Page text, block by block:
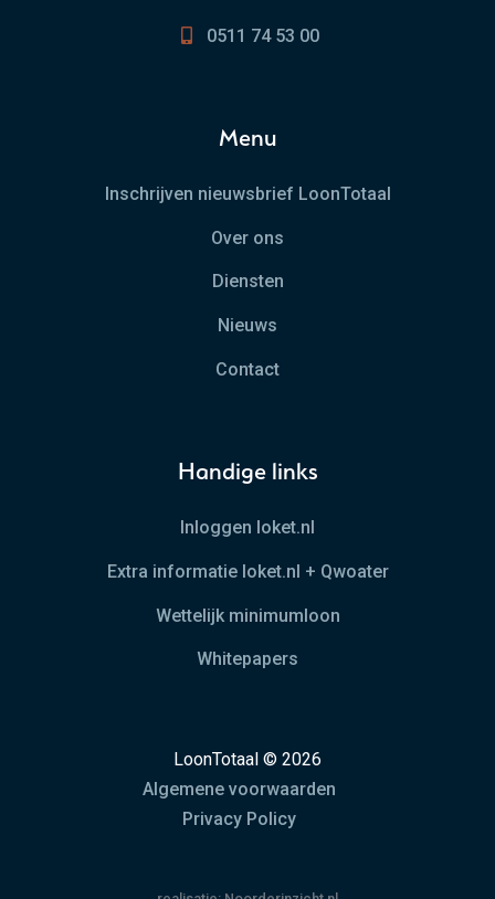
0511 74 53 00
Menu
Inschrijven nieuwsbrief LoonTotaal
Over ons
Diensten
Nieuws
Contact
Handige links
Inloggen loket.nl
Extra informatie loket.nl + Qwoater
Wettelijk minimumloon
Whitepapers
LoonTotaal © 2026
Algemene voorwaarden
Privacy Policy